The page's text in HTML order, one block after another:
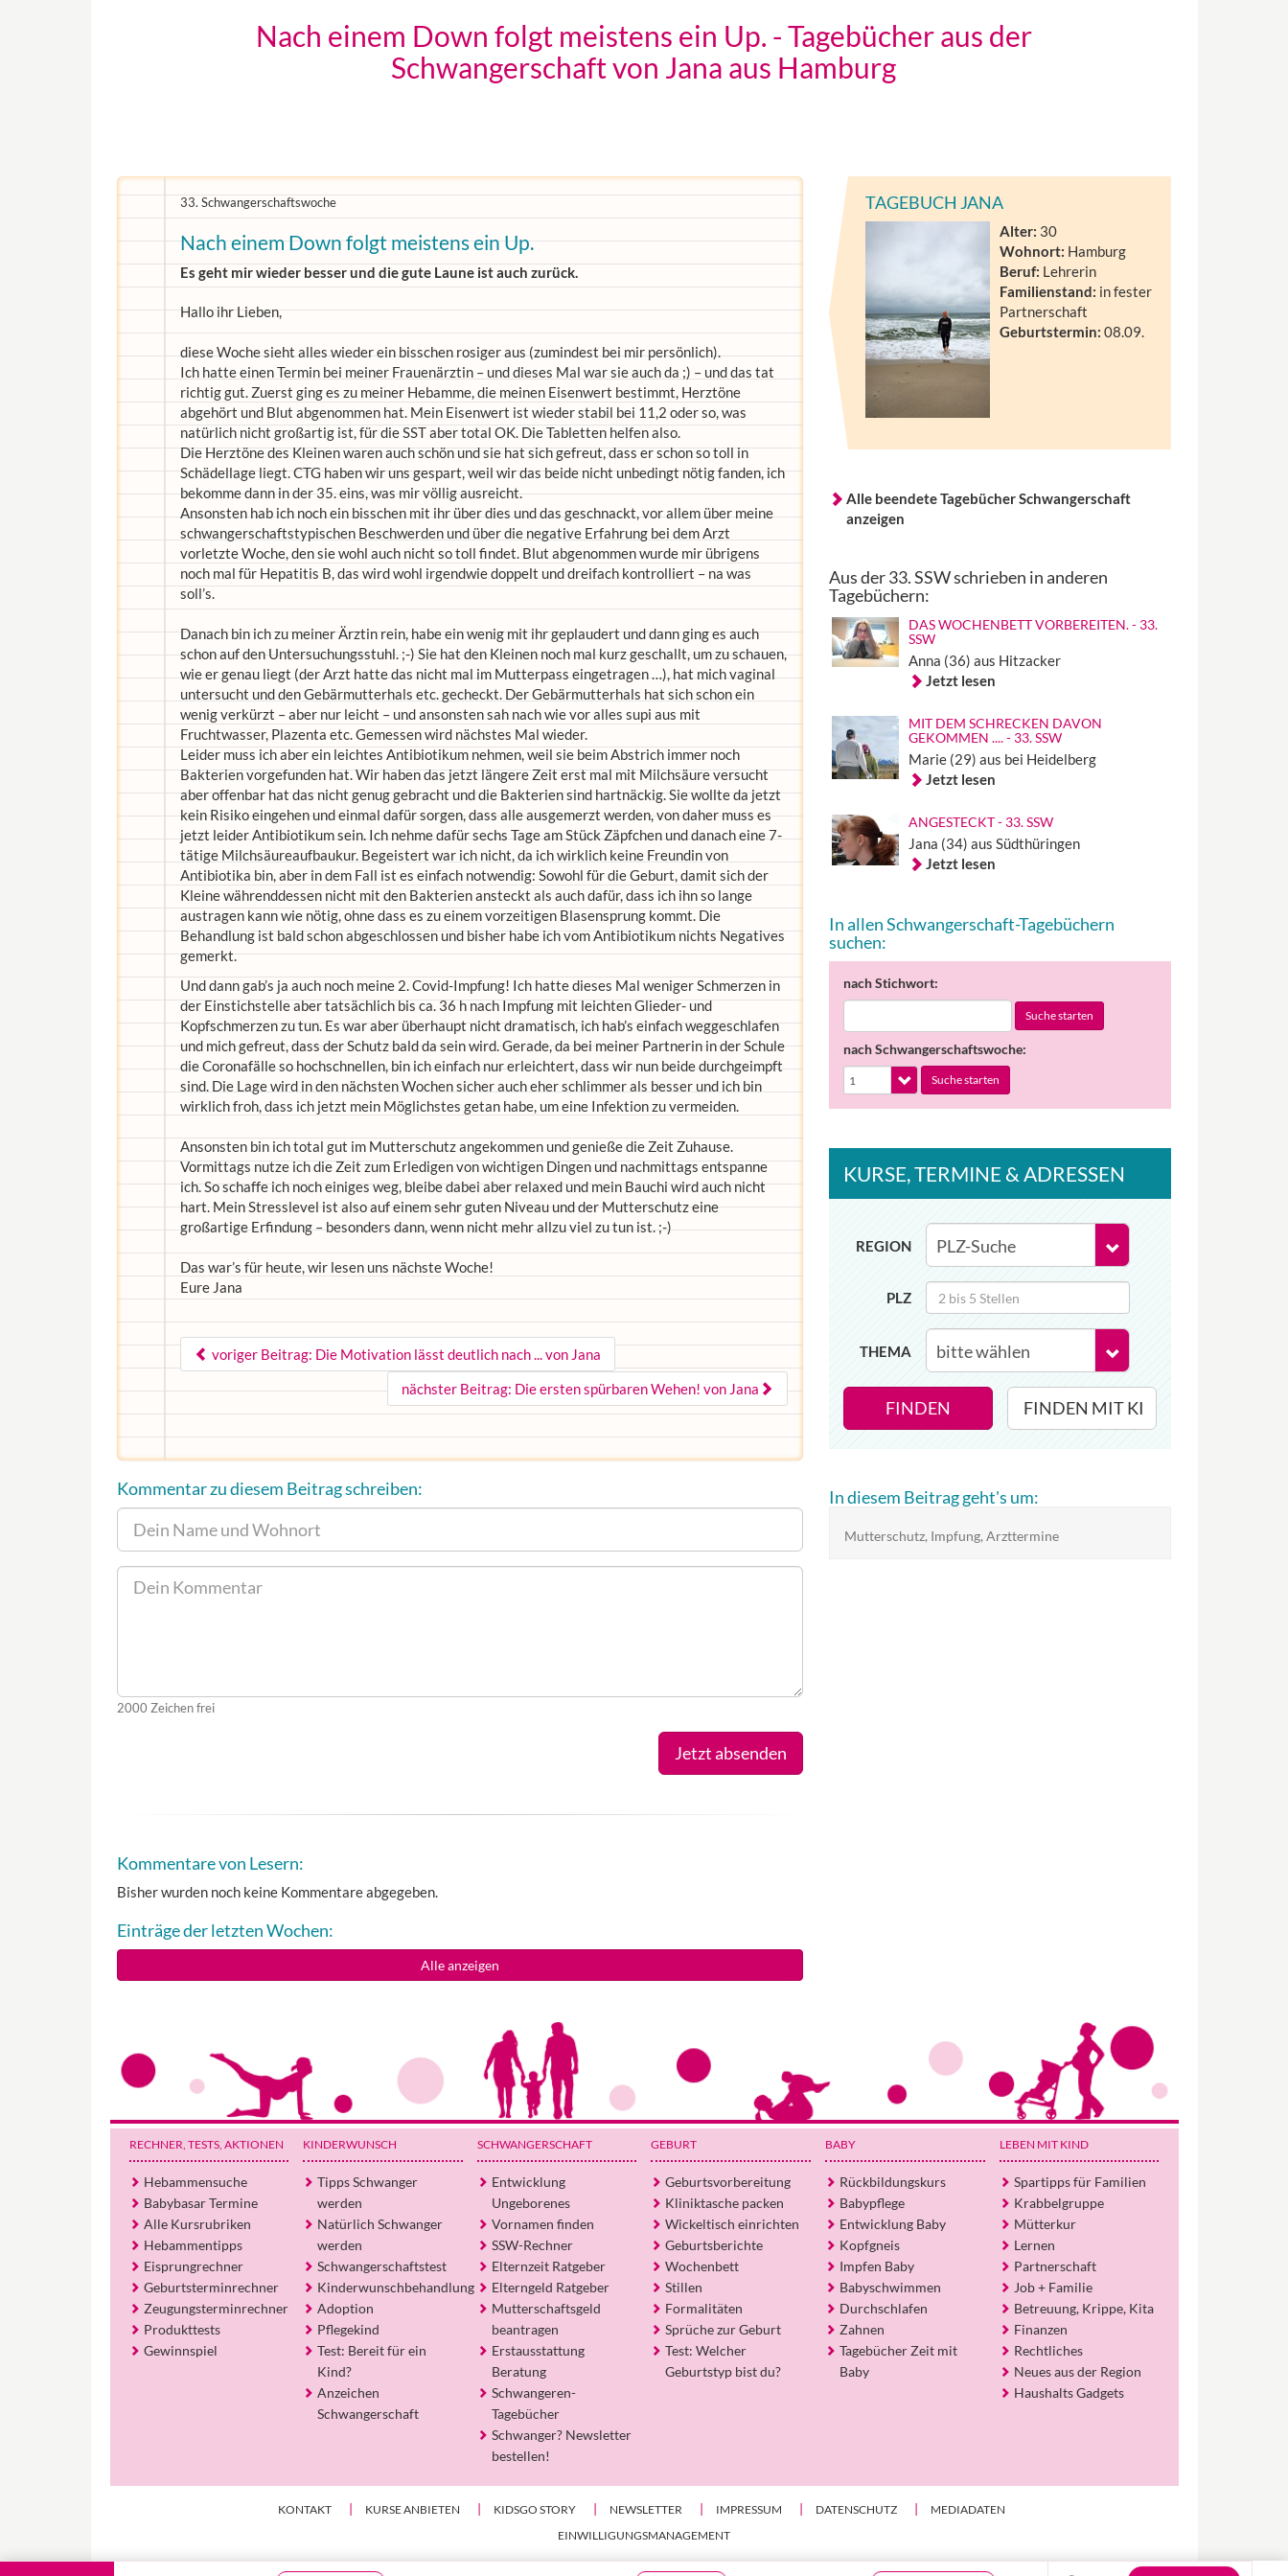
Nach einem Down folgt meistens ein Up. - Tagebücher aus der
Schwangerschaft von Jana aus Hamburg
33. Schwangerschaftswoche
Nach einem Down folgt meistens ein Up.
Es geht mir wieder besser und die gute Laune ist auch zurück.
Hallo ihr Lieben,
diese Woche sieht alles wieder ein bisschen rosiger aus (zumindest bei mir persönlich).
Ich hatte einen Termin bei meiner Frauenärztin – und dieses Mal war sie auch da ;) – und das tat
richtig gut. Zuerst ging es zu meiner Hebamme, die meinen Eisenwert bestimmt, Herztöne
abgehört und Blut abgenommen hat. Mein Eisenwert ist wieder stabil bei 11,2 oder so, was
natürlich nicht großartig ist, für die SST aber total OK. Die Tabletten helfen also.
Die Herztöne des Kleinen waren auch schön und sie hat sich gefreut, dass er schon so toll in
Schädellage liegt. CTG haben wir uns gespart, weil wir das beide nicht unbedingt nötig fanden, ich
bekomme dann in der 35. eins, was mir völlig ausreicht.
Ansonsten hab ich noch ein bisschen mit ihr über dies und das geschnackt, vor allem über meine
schwangerschaftstypischen Beschwerden und über die negative Erfahrung bei dem Arzt
vorletzte Woche, den sie wohl auch nicht so toll findet. Blut abgenommen wurde mir übrigens
noch mal für Hepatitis B, das wird wohl irgendwie doppelt und dreifach kontrolliert – na was
soll’s.
Danach bin ich zu meiner Ärztin rein, habe ein wenig mit ihr geplaudert und dann ging es auch
schon auf den Untersuchungsstuhl. ;-) Sie hat den Kleinen noch mal kurz geschallt, um zu schauen,
wie er genau liegt (der Arzt hatte das nicht mal im Mutterpass eingetragen …), hat mich vaginal
untersucht und den Gebärmutterhals etc. gecheckt. Der Gebärmutterhals hat sich schon ein
wenig verkürzt – aber nur leicht – und ansonsten sah nach wie vor alles supi aus mit
Fruchtwasser, Plazenta etc. Gemessen wird nächstes Mal wieder.
Leider muss ich aber ein leichtes Antibiotikum nehmen, weil sie beim Abstrich immer noch
Bakterien vorgefunden hat. Wir haben das jetzt längere Zeit erst mal mit Milchsäure versucht
aber offenbar hat das nicht genug gebracht und die Bakterien sind hartnäckig. Sie wollte da jetzt
kein Risiko eingehen und einmal dafür sorgen, dass alle ausgemerzt werden, von daher muss es
jetzt leider Antibiotikum sein. Ich nehme dafür sechs Tage am Stück Zäpfchen und danach eine 7-
tätige Milchsäureaufbaukur. Begeistert war ich nicht, da ich wirklich keine Freundin von
Antibiotika bin, aber in dem Fall ist es einfach notwendig: Sowohl für die Geburt, damit sich der
Kleine währenddessen nicht mit den Bakterien ansteckt als auch dafür, dass ich ihn so lange
austragen kann wie nötig, ohne dass es zu einem vorzeitigen Blasensprung kommt. Die
Behandlung ist bald schon abgeschlossen und bisher habe ich vom Antibiotikum nichts Negatives
gemerkt.
Und dann gab’s ja auch noch meine 2. Covid-Impfung! Ich hatte dieses Mal weniger Schmerzen in
der Einstichstelle aber tatsächlich bis ca. 36 h nach Impfung mit leichten Glieder- und
Kopfschmerzen zu tun. Es war aber überhaupt nicht dramatisch, ich hab’s einfach weggeschlafen
und mich gefreut, dass der Schutz bald da sein wird. Gerade, da bei meiner Partnerin in der Schule
die Coronafälle so hochschnellen, bin ich einfach nur erleichtert, dass wir nun beide durchgeimpft
sind. Die Lage wird in den nächsten Wochen sicher auch eher schlimmer als besser und ich bin
wirklich froh, dass ich jetzt mein Möglichstes getan habe, um eine Infektion zu vermeiden.
Ansonsten bin ich total gut im Mutterschutz angekommen und genieße die Zeit Zuhause.
Vormittags nutze ich die Zeit zum Erledigen von wichtigen Dingen und nachmittags entspanne
ich. So schaffe ich noch einiges weg, bleibe dabei aber relaxed und mein Bauchi wird auch nicht
hart. Mein Stresslevel ist also auf einem sehr guten Niveau und der Mutterschutz eine
großartige Erfindung – besonders dann, wenn nicht mehr allzu viel zu tun ist. ;-)
Das war’s für heute, wir lesen uns nächste Woche!
Eure Jana
voriger Beitrag: Die Motivation lässt deutlich nach ... von Jana
nächster Beitrag: Die ersten spürbaren Wehen! von Jana
Kommentar zu diesem Beitrag schreiben:
2000 Zeichen frei
Jetzt absenden
Kommentare von Lesern:
Bisher wurden noch keine Kommentare abgegeben.
Einträge der letzten Wochen:
Alle anzeigen
TAGEBUCH JANA
Alter: 30
Wohnort: Hamburg
Beruf: Lehrerin
Familienstand: in fester
Partnerschaft
Geburtstermin: 08.09.
Alle beendete Tagebücher Schwangerschaft
anzeigen
Aus der 33. SSW schrieben in anderen
Tagebüchern:
DAS WOCHENBETT VORBEREITEN. - 33.
SSW
Anna (36) aus Hitzacker
Jetzt lesen
MIT DEM SCHRECKEN DAVON
GEKOMMEN .... - 33. SSW
Marie (29) aus bei Heidelberg
Jetzt lesen
ANGESTECKT - 33. SSW
Jana (34) aus Südthüringen
Jetzt lesen
In allen Schwangerschaft-Tagebüchern
suchen:
nach Stichwort:
Suche starten
nach Schwangerschaftswoche:
Suche starten
KURSE, TERMINE & ADRESSEN
REGION
PLZ
THEMA
FINDEN FINDEN MIT KI
In diesem Beitrag geht's um:
Mutterschutz, Impfung, Arzttermine
RECHNER, TESTS, AKTIONEN
Hebammensuche
Babybasar Termine
Alle Kursrubriken
Hebammentipps
Eisprungrechner
Geburtsterminrechner
Zeugungsterminrechner
Produkttests
Gewinnspiel
KINDERWUNSCH
Tipps Schwanger
werden
Natürlich Schwanger
werden
Schwangerschaftstest
Kinderwunschbehandlung
Adoption
Pflegekind
Test: Bereit für ein
Kind?
Anzeichen
Schwangerschaft
SCHWANGERSCHAFT
Entwicklung
Ungeborenes
Vornamen finden
SSW-Rechner
Elternzeit Ratgeber
Elterngeld Ratgeber
Mutterschaftsgeld
beantragen
Erstausstattung
Beratung
Schwangeren-
Tagebücher
Schwanger? Newsletter
bestellen!
GEBURT
Geburtsvorbereitung
Kliniktasche packen
Wickeltisch einrichten
Geburtsberichte
Wochenbett
Stillen
Formalitäten
Sprüche zur Geburt
Test: Welcher
Geburtstyp bist du?
BABY
Rückbildungskurs
Babypflege
Entwicklung Baby
Kopfgneis
Impfen Baby
Babyschwimmen
Durchschlafen
Zahnen
Tagebücher Zeit mit
Baby
LEBEN MIT KIND
Spartipps für Familien
Krabbelgruppe
Mütterkur
Lernen
Partnerschaft
Job + Familie
Betreuung, Krippe, Kita
Finanzen
Rechtliches
Neues aus der Region
Haushalts Gadgets
KONTAKT KURSE ANBIETEN KIDSGO STORY NEWSLETTER IMPRESSUM DATENSCHUTZ
MEDIADATEN
EINWILLIGUNGSMANAGEMENT
© kidsgo 2026
Wir haben Deutschlands ersten
Eltern-Avatar für dich geschaffen!
Egal, welche Frage du hast rund ums
Elternwerden und Elternsein, Kurse, Tipps
und Empfehlungen von Experten.
Hier bekommst du Antworten!
Hilf uns, den Avatar mit deinen Fragen zu
Stück besser zu machen!